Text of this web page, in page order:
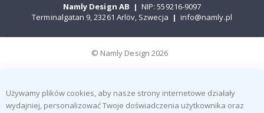
Namly Design AB | NIP: 559216-9097
Terminalgatan 9, 23261 Arlöv, Szwecja | info@namly.pl
© Namly Design 2026
Używamy plików cookies, aby nasze strony internetowe działały
wydajniej, personalizować Twoje doświadczenia użytkownika oraz